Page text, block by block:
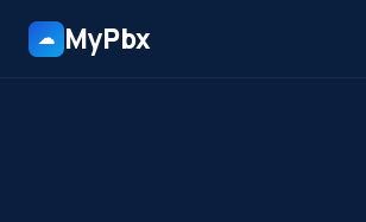
☁ MyPbx